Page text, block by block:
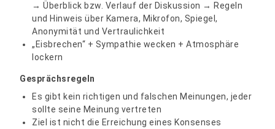
→ Überblick bzw. Verlauf der Diskussion → Regeln
und Hinweis über Kamera, Mikrofon, Spiegel,
Anonymität und Vertraulichkeit
„Eisbrechen“ + Sympathie wecken + Atmosphäre
lockern
Gesprächsregeln
Es gibt kein richtigen und falschen Meinungen, jeder
sollte seine Meinung vertreten
Ziel ist nicht die Erreichung eines Konsenses